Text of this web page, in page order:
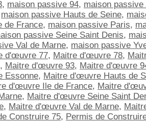
, maison passive 94, maison passive
maison passive Hauts de Seine,
de France, maison passive Paris,
passive Seine Saint Denis,
Val de Marne, maison passive
d'œuvre 77, Maitre d'œuvre 78,
, Maitre d'œuvre 93, Maitre d'œuvre
Essonne, Maitre d'œuvre Hauts de
d'œuvre Ile de France, Maitre
, Maitre d'œuvre Seine Saint
, Maitre d'œuvre Val de Marne,
Construire 75, Permis de